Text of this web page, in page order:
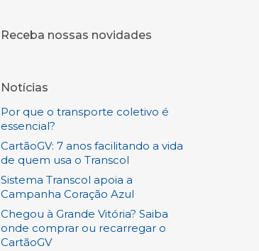
Receba nossas novidades
Notícias
Por que o transporte coletivo é
essencial?
CartãoGV: 7 anos facilitando a vida
de quem usa o Transcol
Sistema Transcol apoia a
Campanha Coração Azul
Chegou à Grande Vitória? Saiba
onde comprar ou recarregar o
CartãoGV